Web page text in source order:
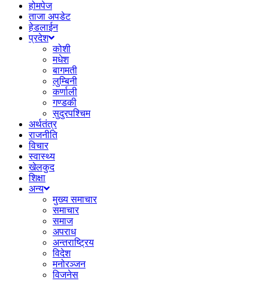
होमपेज
ताजा अपडेट
हेडलाईन
प्रदेश
कोशी
मधेश
बागमती
लुम्बिनी
कर्णाली
गण्डकी
सुदुरपश्चिम
अर्थतंत्र
राजनीति
विचार
स्वास्थ्य
खेलकुद
शिक्षा
अन्य
मुख्य समाचार
समाचार
समाज
अपराध
अन्तराष्ट्रिय
विदेश
मनोरञ्जन
विजनेस